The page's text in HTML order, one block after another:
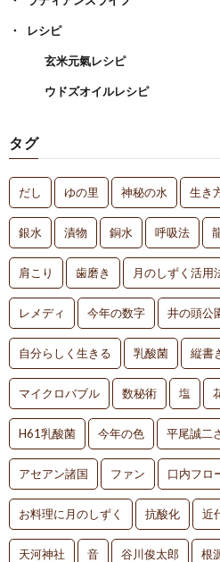
レシピ
玄米元氣レシピ
ウドズオイルレシピ
タグ
だし ゆの里 神秘の水 生き
銀水 漬物 銅水 呼吸法
肩こり 歯磨き 月のしずく活用
レメディ 今年の数字 井の頭公
自分らしく生きる 乳酸菌 縦書
マイクロバブル 数秘術 塩
H61乳酸菌 今年の色 平尾誠二
アセアン諸国 ファン 口内フロ
お料理に月のしずく 抗酸化 近
天河神社 音 谷川俊太郎 根